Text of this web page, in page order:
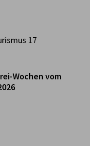
Wochen vom